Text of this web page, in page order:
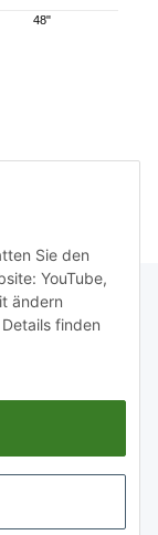
48"
Sie den
YouTube,
ändern
finden